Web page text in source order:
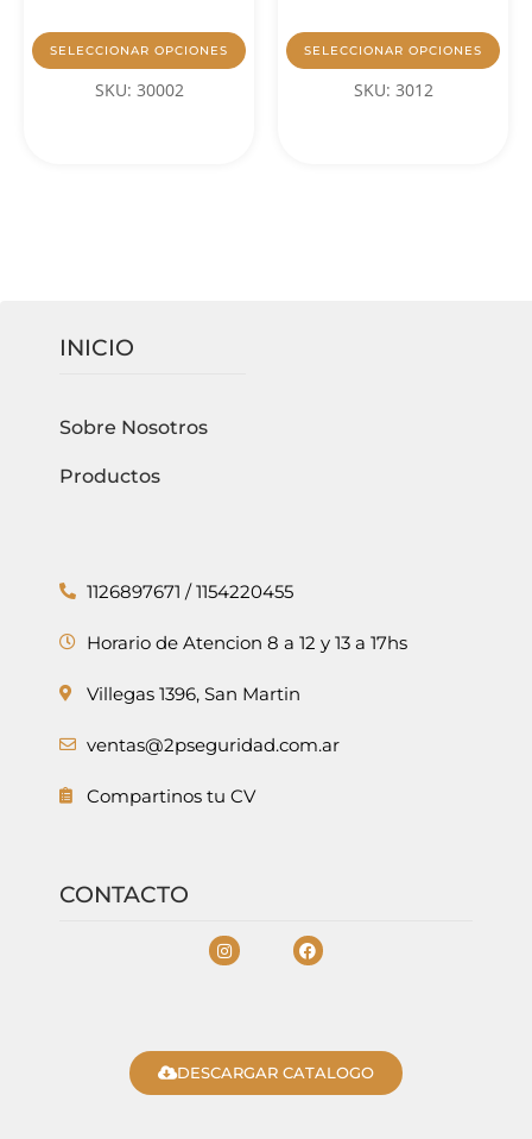
SELECCIONAR OPCIONES
SKU: 30002
SELECCIONAR OPCIONES
SKU: 3012
INICIO
Sobre Nosotros
Productos
1126897671 / 1154220455
Horario de Atencion 8 a 12 y 13 a 17hs
Villegas 1396, San Martin
ventas@2pseguridad.com.ar
Compartinos tu CV
CONTACTO
DESCARGAR CATALOGO